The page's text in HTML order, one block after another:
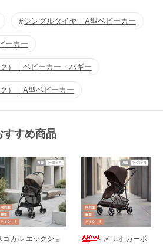
シングルタイヤ｜A型ベビーカー
ーカー
）｜ベビーカー・バギー
）｜A型ベビーカー
すすめ商品
ゴカル エッグショ
メリオ カーボ